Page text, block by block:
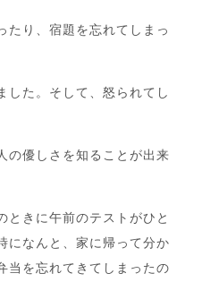
たり、宿題を忘れてしまっ
した。そして、怒られてし
の優しさを知ることが出来
ときに午前のテストがひと
になんと、家に帰って分か
当を忘れてきてしまったの